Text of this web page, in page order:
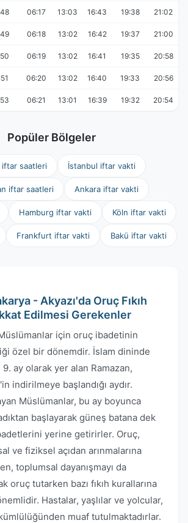
06:17 13:03 16:43 19:38 21:02
06:18 13:02 16:42 19:37 21:00
06:19 13:02 16:41 19:35 20:58
06:20 13:02 16:40 19:33 20:56
06:21 13:01 16:39 19:32 20:54
Popüler Bölgeler
iftar saatleri İstanbul iftar vakti
iftar saatleri Ankara iftar vakti
Hamburg iftar vakti Köln iftar vakti
Frankfurt iftar vakti Bakü iftar vakti
- Akyazı'da Oruç Fıkıh
Edilmesi Gerekenler
için oruç ibadetinin
özel bir dönemdir. İslam dininde
ay olarak yer alan Ramazan,
indirilmeye başlandığı aydır.
Müslümanlar, bu ay boyunca
başlayarak güneş batana dek
yerine getirirler. Oruç,
ve fiziksel açıdan arınmalarına
toplumsal dayanışmayı da
oruç tutarken bazı fıkıh kurallarına
Hastalar, yaşlılar ve yolcular,
muaf tutulmaktadırlar.